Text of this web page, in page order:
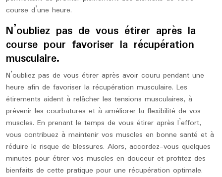
course d’une heure.
N’oubliez pas de vous étirer après la
course pour favoriser la récupération
musculaire.
N’oubliez pas de vous étirer après avoir couru pendant une
heure afin de favoriser la récupération musculaire. Les
étirements aident à relâcher les tensions musculaires, à
prévenir les courbatures et à améliorer la flexibilité de vos
muscles. En prenant le temps de vous étirer après l’effort,
vous contribuez à maintenir vos muscles en bonne santé et à
réduire le risque de blessures. Alors, accordez-vous quelques
minutes pour étirer vos muscles en douceur et profitez des
bienfaits de cette pratique pour une récupération optimale.